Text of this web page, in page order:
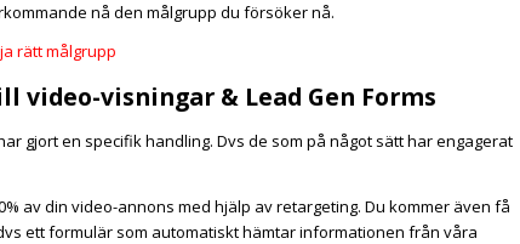
nå den målgrupp du försöker nå.
rätt målgrupp
visningar & Lead Gen Forms
gjort en specifik handling. Dvs de som på något sätt har engagerat
av din video-annons med hjälp av retargeting. Du kommer även få
ett formulär som automatiskt hämtar informationen från våra